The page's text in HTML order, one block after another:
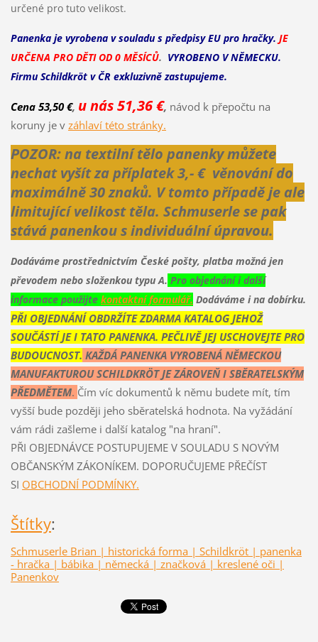
určené pro tuto velikost.
Panenka je vyrobena v souladu s předpisy EU pro hračky. JE
URČENA PRO DĚTI OD 0 MĚSÍCŮ. VYROBENO V NĚMECKU.
Firmu Schildkröt v ČR exkluzivně zastupujeme.
Cena 53,50 €, u nás 51,36 €, návod k přepočtu na
koruny je v záhlaví této stránky.
POZOR: na textilní tělo panenky můžete
nechat vyšít za příplatek 3,- € věnování do
maximálně 30 znaků. V tomto případě je ale
limitující velikost těla. Schmuserle se pak
stává panenkou s individuální úpravou.
Dodáváme prostřednictvím České pošty, platba možná jen
převodem nebo složenkou typu A. Pro objednání i další
informace použijte kontaktní formulář. Dodáváme i na dobírku.
PŘI OBJEDNÁNÍ OBDRŽÍTE ZDARMA KATALOG JEHOŽ
SOUČÁSTÍ JE I TATO PANENKA. PEČLIVĚ JEJ USCHOVEJTE PRO
BUDOUCNOST. KAŽDÁ PANENKA VYROBENÁ NĚMECKOU
MANUFAKTUROU SCHILDKRÖT JE ZÁROVEŇ I SBĚRATELSKÝM
PŘEDMĚTEM. Čím víc dokumentů k němu budete mít, tím
vyšší bude později jeho sběratelská hodnota. Na vyžádání
vám rádi zašleme i další katalog "na hraní".
PŘI OBJEDNÁVCE POSTUPUJEME V SOULADU S NOVÝM
OBČANSKÝM ZÁKONÍKEM. DOPORUČUJEME PŘEČÍST
SI OBCHODNÍ PODMÍNKY.
Štítky:
Schmuserle Brian | historická forma | Schildkröt | panenka
- hračka | bábika | německá | značková | kreslené oči |
Panenkov